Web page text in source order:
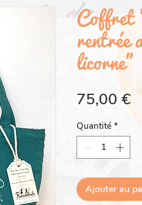
Coffret
rentrée
licorne"
75,00 €
Quantité *
Ajouter au